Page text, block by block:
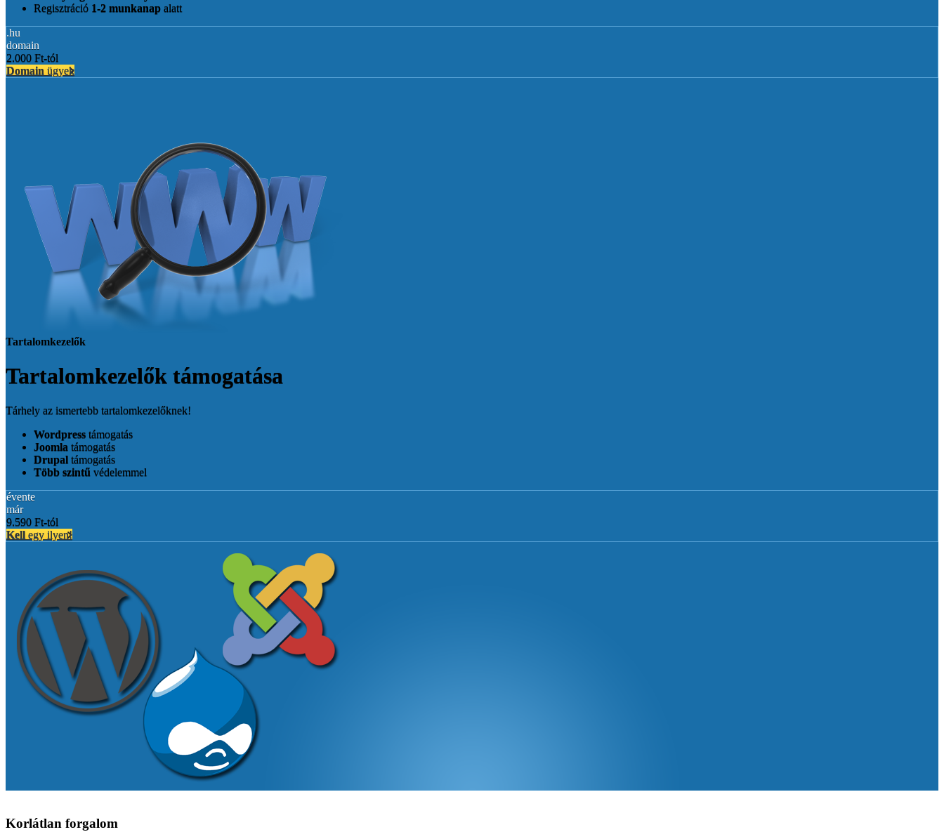
Regisztráció 1-2 munkanap alatt
.hu
domain
2.000 Ft-tól
Domain ügyek
Tartalomkezelők
Tartalomkezelők támogatása
Tárhely az ismertebb tartalomkezelőknek!
Wordpress támogatás
Joomla támogatás
Drupal támogatás
Több szintű védelemmel
évente
már
9.590 Ft-tól
Kell egy ilyen!
Korlátlan forgalom